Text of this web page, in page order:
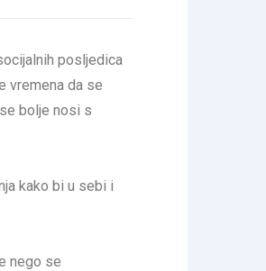
posljedica
vremena da se
bolje nosi s
kako bi u sebi i
nego se